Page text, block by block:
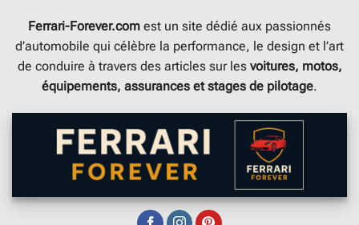
Ferrari-Forever.com est un site dédié aux passionnés
d’automobile qui célèbre la performance, le design et l’art
de conduire à travers des articles sur les voitures, motos,
équipements, assurances et stages de pilotage.